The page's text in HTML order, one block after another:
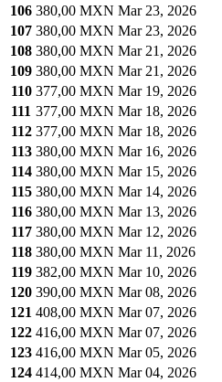
106 380,00 MXN Mar 23, 2026
107 380,00 MXN Mar 23, 2026
108 380,00 MXN Mar 21, 2026
109 380,00 MXN Mar 21, 2026
110 377,00 MXN Mar 19, 2026
111 377,00 MXN Mar 18, 2026
112 377,00 MXN Mar 18, 2026
113 380,00 MXN Mar 16, 2026
114 380,00 MXN Mar 15, 2026
115 380,00 MXN Mar 14, 2026
116 380,00 MXN Mar 13, 2026
117 380,00 MXN Mar 12, 2026
118 380,00 MXN Mar 11, 2026
119 382,00 MXN Mar 10, 2026
120 390,00 MXN Mar 08, 2026
121 408,00 MXN Mar 07, 2026
122 416,00 MXN Mar 07, 2026
123 416,00 MXN Mar 05, 2026
124 414,00 MXN Mar 04, 2026